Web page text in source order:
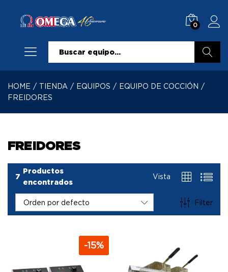
0
HOME / TIENDA / EQUIPOS / EQUIPO DE COCCIÓN /
FREIDORES
FREIDORES
7
Productos
encontrados
Vista
Filter
Orden por defecto
-15%